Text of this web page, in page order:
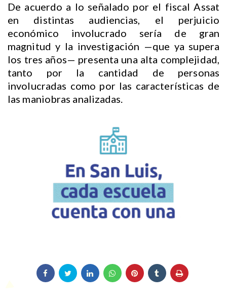
De acuerdo a lo señalado por el fiscal Assat
en distintas audiencias, el perjuicio
económico involucrado sería de gran
magnitud y la investigación —que ya supera
los tres años— presenta una alta complejidad,
tanto por la cantidad de personas
involucradas como por las características de
las maniobras analizadas.